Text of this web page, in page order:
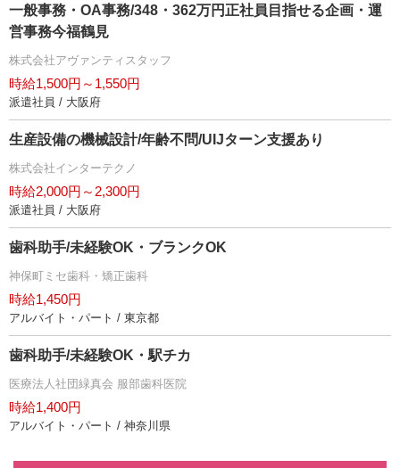
一般事務・OA事務/348・362万円正社員目指せる企画・運
営事務今福鶴見
株式会社アヴァンティスタッフ
時給1,500円～1,550円
派遣社員 / 大阪府
生産設備の機械設計/年齢不問/UIJターン支援あり
株式会社インターテクノ
時給2,000円～2,300円
派遣社員 / 大阪府
歯科助手/未経験OK・ブランクOK
神保町ミセ歯科・矯正歯科
時給1,450円
アルバイト・パート / 東京都
歯科助手/未経験OK・駅チカ
医療法人社団緑真会 服部歯科医院
時給1,400円
アルバイト・パート / 神奈川県